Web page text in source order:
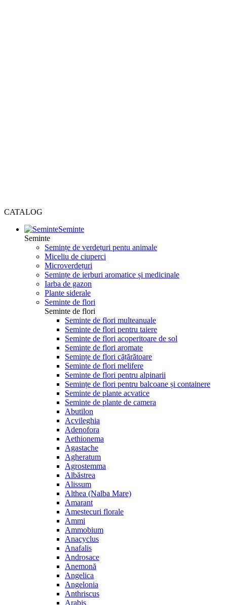
CATALOG
Seminte
Seminte
Semințe de verdețuri pentu animale
Miceliu de ciuperci
Microverdețuri
Semințe de ierburi aromatice și medicinale
Iarba de gazon
Plante siderale
Seminte de flori
Seminte de flori
Seminte de flori multeanuale
Seminte de flori pentru taiere
Seminte de flori acoperitoare de sol
Seminte de flori aromate
Semințe de flori cățărătoare
Seminte de flori melifere
Seminte de flori pentru alpinarii
Semințe de flori pentru balcoane și containere
Seminte de plante acvatice
Seminte de plante de camera
Abutilon
Acvileghia
Adenofora
Aethionema
Agastache
Agheratum
Agrostemma
Albăstrea
Alissum
Althea (Nalba Mare)
Amarant
Amestecuri florale
Ammi
Ammobium
Anacyclus
Anafalis
Androsace
Anemonă
Angelica
Angelonia
Anthriscus
Arabis